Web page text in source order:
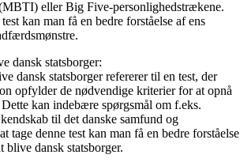
eller Big Five-personlighedstrækene.
kan man få en bedre forståelse af ens
dansk statsborger:
dansk statsborger refererer til en test, der
opfylder de nødvendige kriterier for at opnå
kan indebære spørgsmål om f.eks.
til det danske samfund og
tage denne test kan man få en bedre forståelse
blive dansk statsborger.